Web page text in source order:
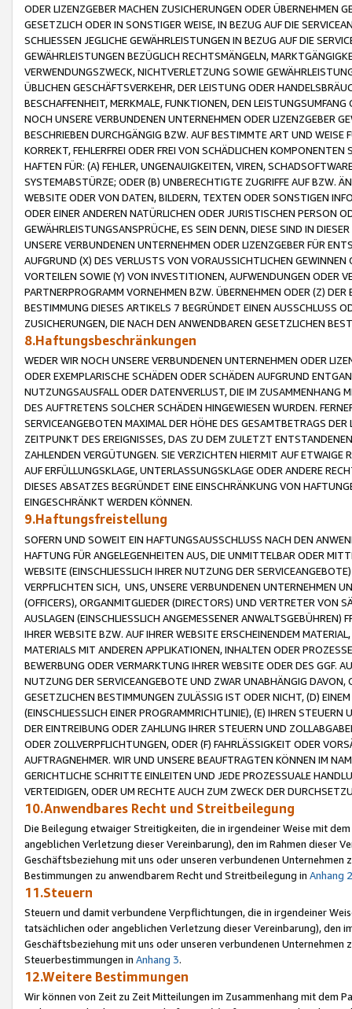
ODER LIZENZGEBER MACHEN ZUSICHERUNGEN ODER ÜBERNEHMEN
GESETZLICH ODER IN SONSTIGER WEISE, IN BEZUG AUF DIE
SCHLIESSEN JEGLICHE GEWÄHRLEISTUNGEN IN BEZUG AUF DIE
GEWÄHRLEISTUNGEN BEZÜGLICH RECHTSMÄNGELN,
VERWENDUNGSZWECK, NICHTVERLETZUNG SOWIE
ÜBLICHEN GESCHÄFTSVERKEHR, DER LEISTUNG ODER
BESCHAFFENHEIT, MERKMALE, FUNKTIONEN, DEN
NOCH UNSERE VERBUNDENEN UNTERNEHMEN ODER LIZENZGEBER
BESCHRIEBEN DURCHGÄNGIG BZW. AUF BESTIMMTE ART UND
KORREKT, FEHLERFREI ODER FREI VON SCHÄDLICHEN
HAFTEN FÜR: (A) FEHLER, UNGENAUIGKEITEN, VIREN,
SYSTEMABSTÜRZE; ODER (B) UNBERECHTIGTE ZUGRIFFE AUF BZW.
WEBSITE ODER VON DATEN, BILDERN, TEXTEN ODER SONSTIGEN
ODER EINER ANDEREN NATÜRLICHEN ODER JURISTISCHEN PERSON
GEWÄHRLEISTUNGSANSPRÜCHE, ES SEIN DENN, DIESE SIND IN
UNSERE VERBUNDENEN UNTERNEHMEN ODER LIZENZGEBER FÜR
AUFGRUND (X) DES VERLUSTS VON VORAUSSICHTLICHEN
VORTEILEN SOWIE (Y) VON INVESTITIONEN, AUFWENDUNGEN ODER
PARTNERPROGRAMM VORNEHMEN BZW. ÜBERNEHMEN ODER (Z)
BESTIMMUNG DIESES ARTIKELS 7 BEGRÜNDET EINEN AUSSCHLUSS
ZUSICHERUNGEN, DIE NACH DEN ANWENDBAREN GESETZLICHEN
8.Haftungsbeschränkungen
WEDER WIR NOCH UNSERE VERBUNDENEN UNTERNEHMEN ODER
ODER EXEMPLARISCHE SCHÄDEN ODER SCHÄDEN AUFGRUND
NUTZUNGSAUSFALL ODER DATENVERLUST, DIE IM ZUSAMMENHANG
DES AUFTRETENS SOLCHER SCHÄDEN HINGEWIESEN WURDEN.
SERVICEANGEBOTEN MAXIMAL DER HÖHE DES GESAMTBETRAGS
ZEITPUNKT DES EREIGNISSES, DAS ZU DEM ZULETZT
ZAHLENDEN VERGÜTUNGEN. SIE VERZICHTEN HIERMIT AUF
AUF ERFÜLLUNGSKLAGE, UNTERLASSUNGSKLAGE ODER ANDERE
DIESES ABSATZES BEGRÜNDET EINE EINSCHRÄNKUNG VON
EINGESCHRÄNKT WERDEN KÖNNEN.
9.Haftungsfreistellung
SOFERN UND SOWEIT EIN HAFTUNGSAUSSCHLUSS NACH DEN
HAFTUNG FÜR ANGELEGENHEITEN AUS, DIE UNMITTELBAR ODER
WEBSITE (EINSCHLIESSLICH IHRER NUTZUNG DER
VERPFLICHTEN SICH, UNS, UNSERE VERBUNDENEN UNTERNEHMEN
(OFFICERS), ORGANMITGLIEDER (DIRECTORS) UND VERTRETER VON
AUSLAGEN (EINSCHLIESSLICH ANGEMESSENER
IHRER WEBSITE BZW. AUF IHRER WEBSITE ERSCHEINENDEM
MATERIALS MIT ANDEREN APPLIKATIONEN, INHALTEN ODER
BEWERBUNG ODER VERMARKTUNG IHRER WEBSITE ODER DES GGF.
NUTZUNG DER SERVICEANGEBOTE UND ZWAR UNABHÄNGIG
GESETZLICHEN BESTIMMUNGEN ZULÄSSIG IST ODER NICHT, (D)
(EINSCHLIESSLICH EINER PROGRAMMRICHTLINIE), (E) IHREN
DER EINTREIBUNG ODER ZAHLUNG IHRER STEUERN UND
ODER ZOLLVERPFLICHTUNGEN, ODER (F) FAHRLÄSSIGKEIT ODER
AUFTRAGNEHMER. WIR UND UNSERE BEAUFTRAGTEN KÖNNEN IM
GERICHTLICHE SCHRITTE EINLEITEN UND JEDE PROZESSUALE
VERTEIDIGEN, ODER UM RECHTE AUCH ZUM ZWECK DER
10.Anwendbares Recht und Streitbeilegung
Die Beilegung etwaiger Streitigkeiten, die in irgendeiner Weise mit
angeblichen Verletzung dieser Vereinbarung), den im Rahmen dieser
Geschäftsbeziehung mit uns oder unseren verbundenen
Bestimmungen zu anwendbarem Recht und Streitbeilegung in Anhang 2
11.Steuern
Steuern und damit verbundene Verpflichtungen, die in irgendeiner
tatsächlichen oder angeblichen Verletzung dieser Vereinbarung), den
Geschäftsbeziehung mit uns oder unseren verbundenen
Steuerbestimmungen in Anhang 3.
12.Weitere Bestimmungen
Wir können von Zeit zu Zeit Mitteilungen im Zusammenhang mit dem